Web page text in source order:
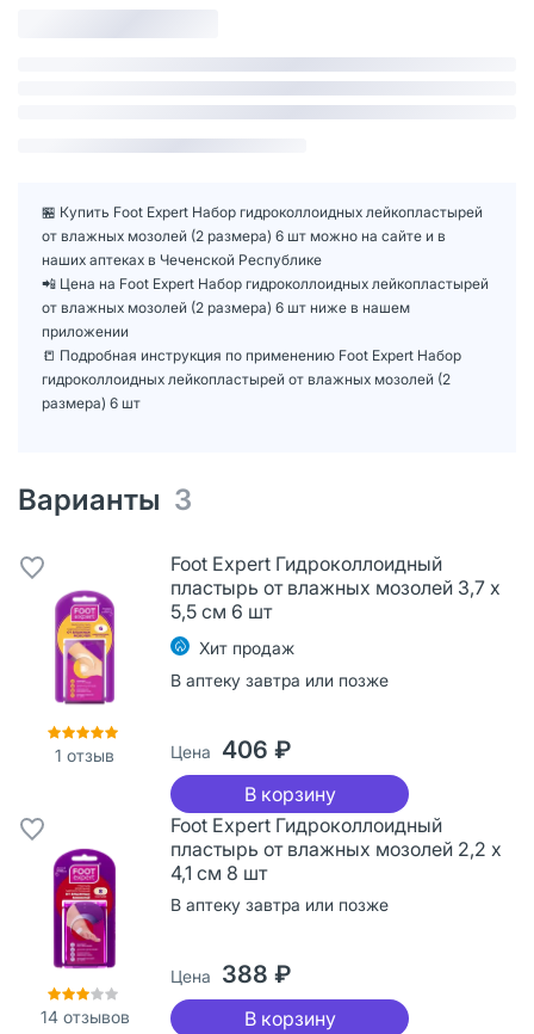
🏪 Купить Foot Expert Набор гидроколлоидных лейкопластырей
от влажных мозолей (2 размера) 6 шт можно на сайте и в
наших аптеках в Чеченской Республике
📲 Цена на Foot Expert Набор гидроколлоидных лейкопластырей
от влажных мозолей (2 размера) 6 шт ниже в нашем
приложении
📒 Подробная инструкция по применению Foot Expert Набор
гидроколлоидных лейкопластырей от влажных мозолей (2
размера) 6 шт
Варианты 3
1 отзыв
Foot Expert Гидроколлоидный
пластырь от влажных мозолей 3,7 х
5,5 см 6 шт
Хит продаж
В аптеку завтра или позже
Цена 406 ₽
В корзину
14отзывов
Foot Expert Гидроколлоидный
пластырь от влажных мозолей 2,2 х
4,1 см 8 шт
В аптеку завтра или позже
Цена 388 ₽
В корзину